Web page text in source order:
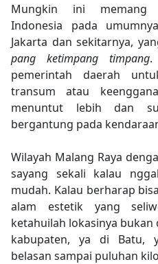
Mungkin ini memang
Indonesia pada
Jakarta dan sekitarnya,
pang ketimpang timpang.
pemerintah daerah
transum atau
menuntut lebih dan
bergantung pada
Wilayah Malang Raya
sayang sekali kalau
mudah. Kalau berharap
alam estetik yang
ketahuilah lokasinya
kabupaten, ya di Batu,
belasan sampai puluhan